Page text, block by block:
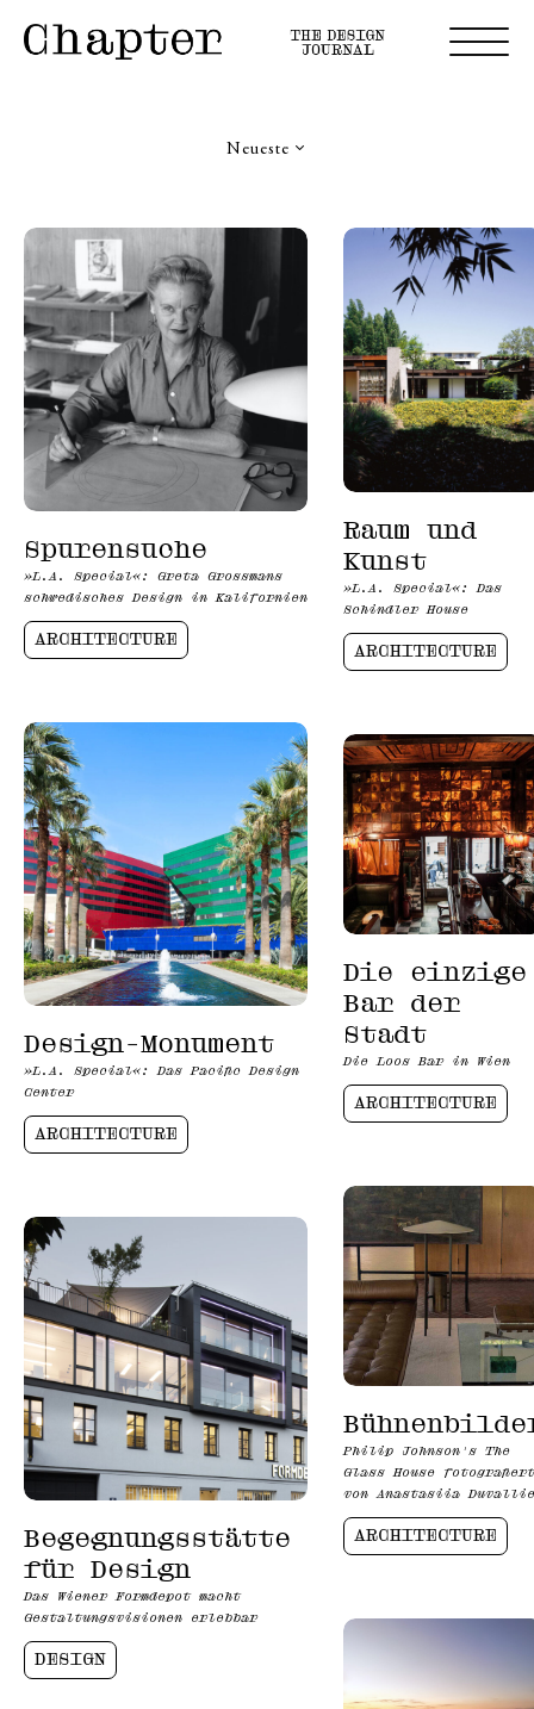
Neueste
Spurensuche
»L.A. Special«: Greta Grossmans
schwedisches Design in Kalifornien
ARCHITECTURE
Design-Monument
»L.A. Special«: Das Pacific Design
Center
ARCHITECTURE
Begegnungsstätte
für Design
Das Wiener Formdepot macht
Gestaltungsvisionen erlebbar
DESIGN
Raum und
Kunst
»L.A. Special«: Das
Schindler House
ARCHITECTURE
Die einzige
Bar der
Stadt
Die Loos Bar in Wien
ARCHITECTURE
Philip Johnson's The
Glass House fotografiert
von Anastasiia Duvallie
ARCHITECTURE